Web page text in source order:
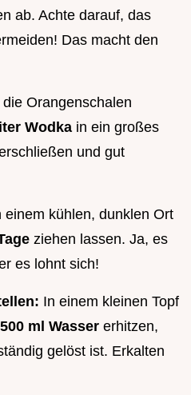
ab. Achte darauf, das
Das macht den
die Orangenschalen
Wodka in ein großes
und gut
einem kühlen, dunklen Ort
ziehen lassen. Ja, es
es lohnt sich!
In einem kleinen Topf
500 ml Wasser erhitzen,
gelöst ist. Erkalten